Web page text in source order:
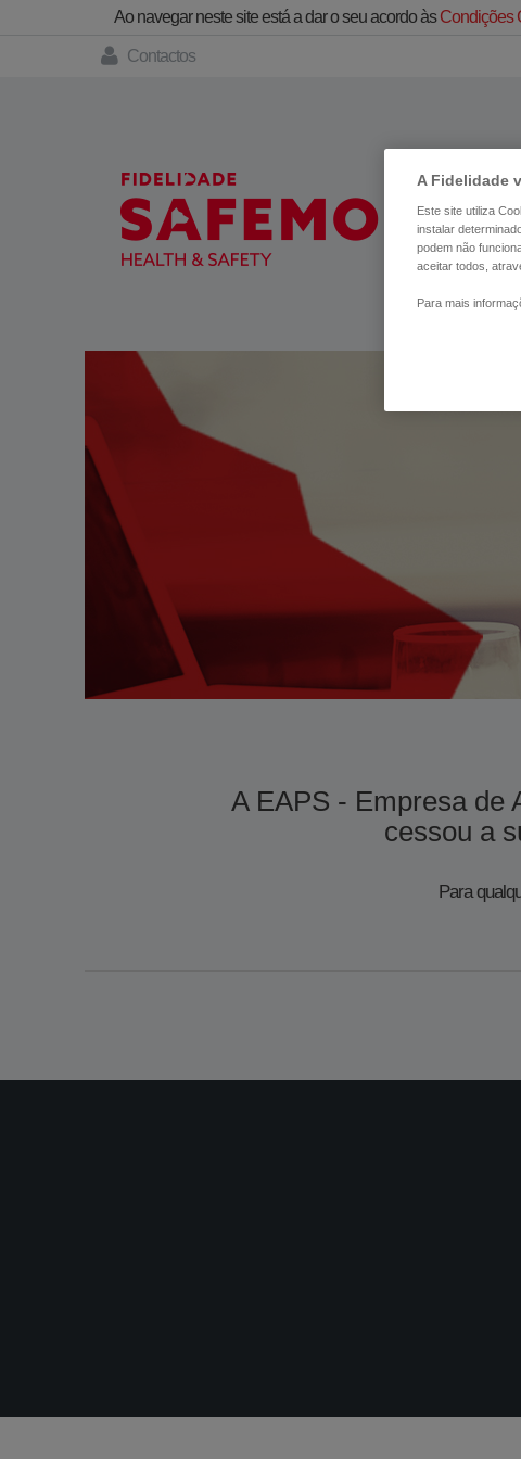
Ao navegar neste site está a dar o seu acordo àsCondições
Contactos
​​A EAPS - Empresa de
cessou a
Para
A Fidelidade
Este site utiliza
instalar
podem não
aceitar todos,
Para mais